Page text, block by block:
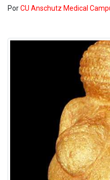
PorCU Anschutz Medical